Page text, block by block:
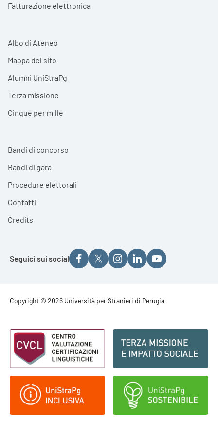
Fatturazione elettronica
Albo di Ateneo
Mappa del sito
Alumni UniStraPg
Terza missione
Cinque per mille
Bandi di concorso
Bandi di gara
Procedure elettorali
Contatti
Credits
Seguici sui social
Footer - Copyright
Copyright © 2026 Università per Stranieri di Perugia
Footer - Loghi